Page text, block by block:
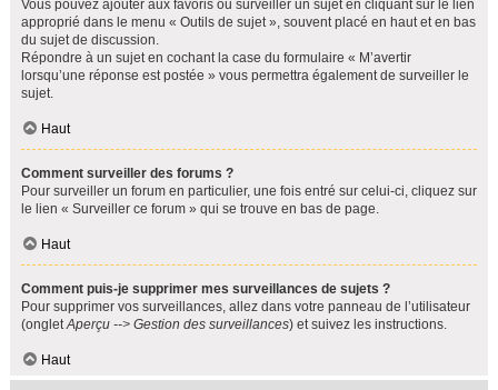
Vous pouvez ajouter aux favoris ou surveiller un sujet en cliquant sur le lien
approprié dans le menu « Outils de sujet », souvent placé en haut et en bas
du sujet de discussion.
Répondre à un sujet en cochant la case du formulaire « M’avertir
lorsqu’une réponse est postée » vous permettra également de surveiller le
sujet.
Haut
Comment surveiller des forums ?
Pour surveiller un forum en particulier, une fois entré sur celui-ci, cliquez sur
le lien « Surveiller ce forum » qui se trouve en bas de page.
Haut
Comment puis-je supprimer mes surveillances de sujets ?
Pour supprimer vos surveillances, allez dans votre panneau de l’utilisateur
(ongletAperçu --> Gestion des surveillances) et suivez les instructions.
Haut